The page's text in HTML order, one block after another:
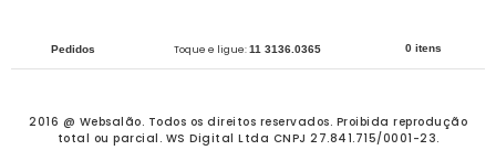
Pedidos Toque e ligue:11 3136.0365 0 itens
2016 @ Websalão. Todos os direitos reservados. Proibida reprodução
total ou parcial. WS Digital Ltda CNPJ 27.841.715/0001-23.